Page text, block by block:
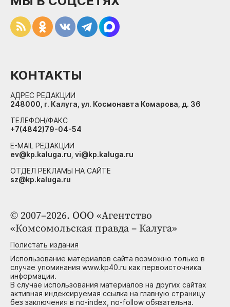
© 2007–2026. ООО «Агентство
«Комсомольская правда – Калуга»
Полистать издания
Использование материалов сайта возможно только в
случае упоминания www.kp40.ru как первоисточника
информации.
В случае использования материалов на других сайтах
активная индексируемая ссылка на главную страницу
без заключения в no-index, no-follow обязательна.
КОНТАКТЫ
АДРЕС РЕДАКЦИИ
248000, г. Калуга, ул. Космонавта Комарова, д. 36
ТЕЛЕФОН/ФАКС
+7(4842)79-04-54
E-MAIL РЕДАКЦИИ
ev@kp.kaluga.ru, vi@kp.kaluga.ru
ОТДЕЛ РЕКЛАМЫ НА САЙТЕ
sz@kp.kaluga.ru